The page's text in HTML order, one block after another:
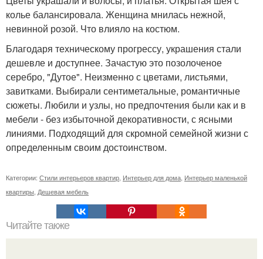
колье балансировала. Женщина мнилась нежной,
невинной розой. Что влияло на костюм.
Благодаря техническому прогрессу, украшения стали
дешевле и доступнее. Зачастую это позолоченое
серебро, "Дутое". Неизменно с цветами, листьями,
завитками. Выбирали сентиметальные, романтичные
сюжеты. Любили и узлы, но предпочтения были как и в
мебели - без избыточной декоративности, с ясными
линиями. Подходящий для скромной семейной жизни с
определенным своим достоинством.
Категории: Стили интерьеров квартир, Интерьер для дома, Интерьер маленькой
квартиры, Дешевая мебель
Читайте также